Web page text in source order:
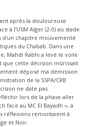
après la douloureuse
à l’USM Alger (2-0) au stade
d’un chapitre mouvementé
du Chabab. Dans une
Mahdi Rabhi a levé le voile
que cette décision mûrissait
déposé ma démission
de la SSPA/CRB
ne date pas
lors de la phase aller
face au MC El Bayadh », a
réflexions remontaient à
et Noir.